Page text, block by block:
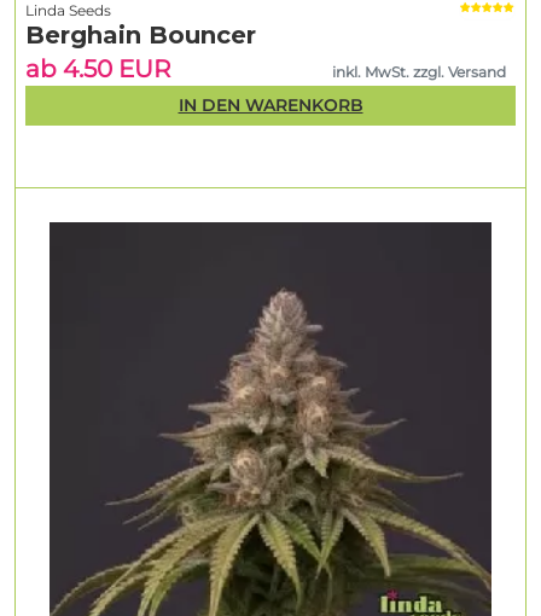
Linda Seeds
Berghain Bouncer
ab 4.50 EUR
inkl. MwSt. zzgl. Versand
IN DEN WARENKORB